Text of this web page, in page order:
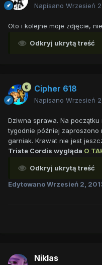
Napisano Wrzesień
Oto i kolejne moje zdjęcie,
Odkryj ukrytą treść
Cipher 618
Napisano Wrzesień
Dziwna sprawa. Na początku
tygodnie później zaproszono
garniak. Krawat nie jest
Triste Cordis wygląda O
Odkryj ukrytą treść
EdytowanoWrzesień 2,
Niklas